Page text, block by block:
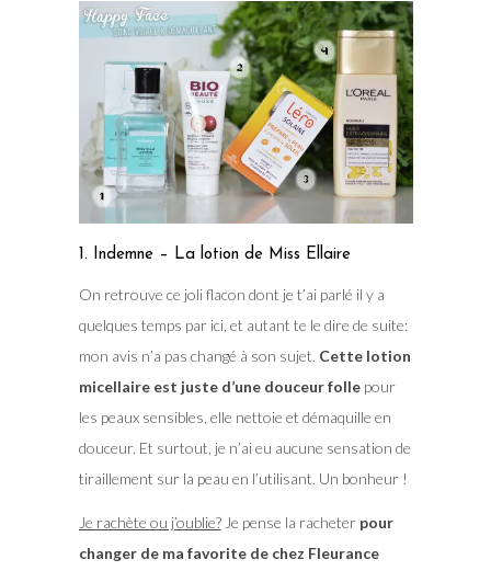
1. Indemne – La lotion de Miss Ellaire
On retrouve ce joli flacon dont je t’ai parlé il y a
quelques temps par ici, et autant te le dire de suite:
mon avis n’a pas changé à son sujet. Cette lotion
micellaire est juste d’une douceur follepour
les peaux sensibles, elle nettoie et démaquille en
douceur. Et surtout, je n’ai eu aucune sensation de
tiraillement sur la peau en l’utilisant. Un bonheur !
Je rachète ou j’oublie?Je pense la racheter pour
changer de ma favorite de chez Fleurance